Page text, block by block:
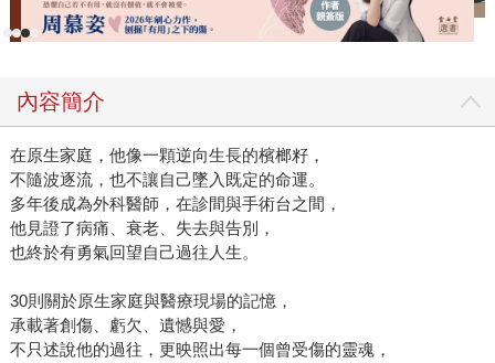
「知道」的過程。疫情其間彷彿醫病關係的最終考驗，它自
然形成了無可避免的界線與隔離，而女醫師以更艱苦的方式
內容簡介
在原生家庭，他像一顆逆向生長的檳榔籽，
不隨波逐流，也不讓自己墜入既定的命運。
多年後成為外科醫師，在診間與手術台之間，
他見證了病痛、衰老、失去與告別，
也終於有勇氣回望自己過往人生。
30則關於原生家庭與醫療現場的記憶，
承載著創傷、虧欠、遺憾與愛，
不只述說他的過往，更映照出每一個曾受傷的靈魂，